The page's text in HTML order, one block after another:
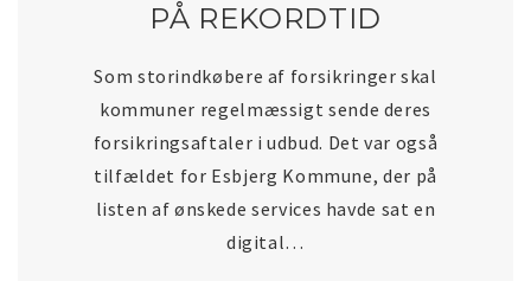
PÅ REKORDTID
Som storindkøbere af forsikringer skal
kommuner regelmæssigt sende deres
forsikringsaftaler i udbud. Det var også
tilfældet for Esbjerg Kommune, der på
listen af ønskede services havde sat en
digital…